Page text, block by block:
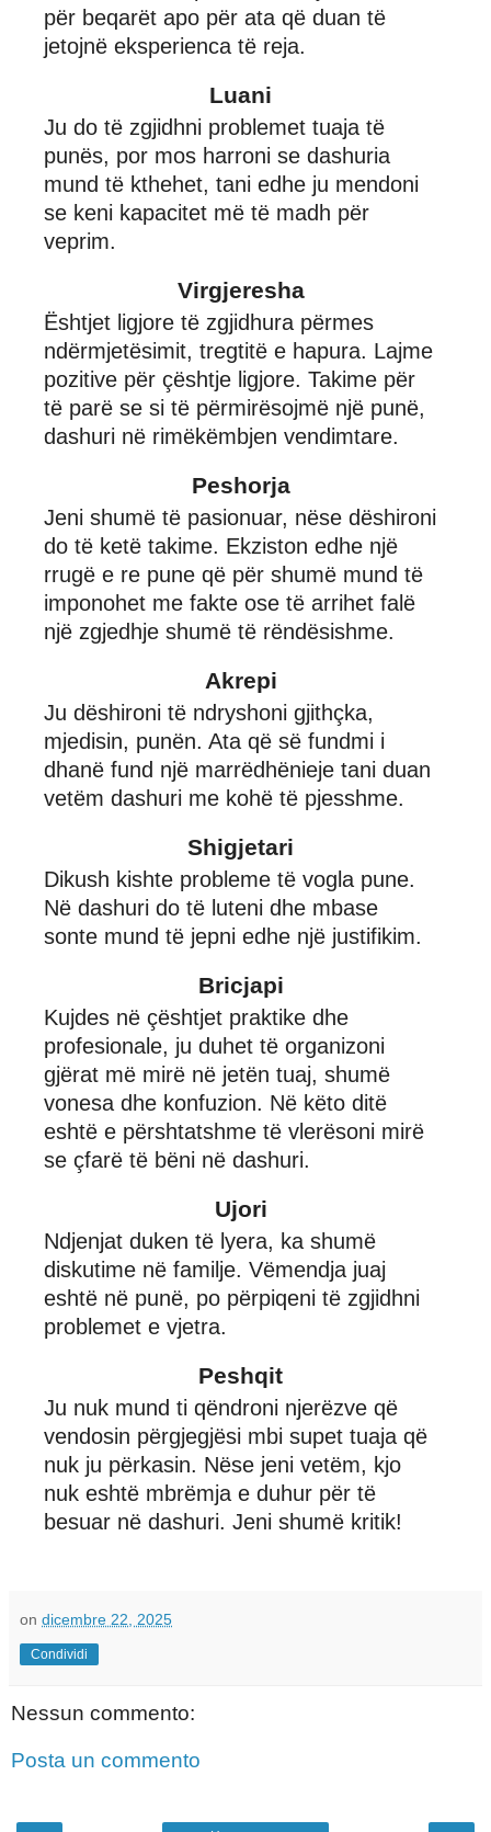
për beqarët apo për ata që duan të
jetojnë eksperienca të reja.
Luani
Ju do të zgjidhni problemet tuaja të
punës, por mos harroni se dashuria
mund të kthehet, tani edhe ju mendoni
se keni kapacitet më të madh për
veprim.
Virgjeresha
Ështjet ligjore të zgjidhura përmes
ndërmjetësimit, tregtitë e hapura. Lajme
pozitive për çështje ligjore. Takime për
të parë se si të përmirësojmë një punë,
dashuri në rimëkëmbjen vendimtare.
Peshorja
Jeni shumë të pasionuar, nëse dëshironi
do të ketë takime. Ekziston edhe një
rrugë e re pune që për shumë mund të
imponohet me fakte ose të arrihet falë
një zgjedhje shumë të rëndësishme.
Akrepi
Ju dëshironi të ndryshoni gjithçka,
mjedisin, punën. Ata që së fundmi i
dhanë fund një marrëdhënieje tani duan
vetëm dashuri me kohë të pjesshme.
Shigjetari
Dikush kishte probleme të vogla pune.
Në dashuri do të luteni dhe mbase
sonte mund të jepni edhe një justifikim.
Bricjapi
Kujdes në çështjet praktike dhe
profesionale, ju duhet të organizoni
gjërat më mirë në jetën tuaj, shumë
vonesa dhe konfuzion. Në këto ditë
eshtë e përshtatshme të vlerësoni mirë
se çfarë të bëni në dashuri.
Ujori
Ndjenjat duken të lyera, ka shumë
diskutime në familje. Vëmendja juaj
eshtë në punë, po përpiqeni të zgjidhni
problemet e vjetra.
Peshqit
Ju nuk mund ti qëndroni njerëzve që
vendosin përgjegjësi mbi supet tuaja që
nuk ju përkasin. Nëse jeni vetëm, kjo
nuk eshtë mbrëmja e duhur për të
besuar në dashuri. Jeni shumë kritik!
on dicembre 22, 2025
Condividi
Nessun commento:
Posta un commento